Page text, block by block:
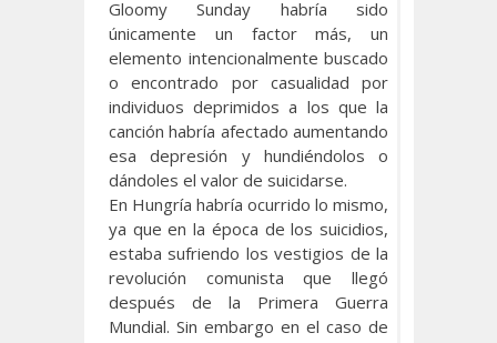
Gloomy Sunday habría sido
únicamente un factor más, un
elemento intencionalmente buscado
o encontrado por casualidad por
individuos deprimidos a los que la
canción habría afectado aumentando
esa depresión y hundiéndolos o
dándoles el valor de suicidarse.
En Hungría habría ocurrido lo mismo,
ya que en la época de los suicidios,
estaba sufriendo los vestigios de la
revolución comunista que llegó
después de la Primera Guerra
Mundial. Sin embargo en el caso de